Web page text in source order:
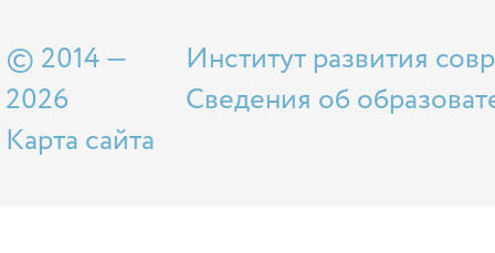
© 2014 —
2026
Карта сайта
Институт развития
Сведения об